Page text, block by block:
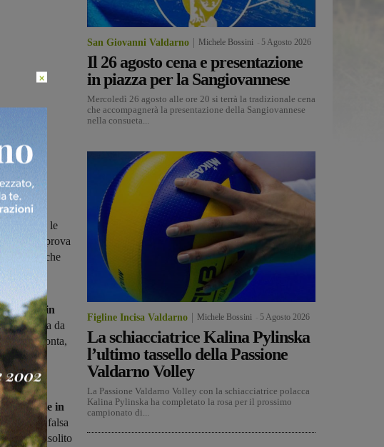
e tra le
quando prova
che
in
arrivata da
racconta,
in
che era falsa
colore insolito
San Giovanni Valdarno Michele Bossini 5 Agosto 2026
Il 26 agosto cena e presentazione
in piazza per la Sangiovannese
Mercoledì 26 agosto alle ore 20 si terrà la tradizionale cena
che accompagnerà la presentazione della Sangiovannese
nella consueta...
Figline Incisa Valdarno Michele Bossini 5 Agosto 2026
La schiacciatrice Kalina Pylinska
l’ultimo tassello della Passione
Valdarno Volley
La Passione Valdarno Volley con la schiacciatrice polacca
Kalina Pylinska ha completato la rosa per il prossimo
campionato di...
×